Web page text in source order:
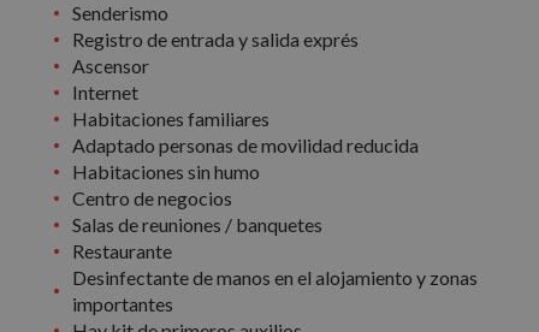
Senderismo
Registro de entrada y salida exprés
Ascensor
Internet
Habitaciones familiares
Adaptado personas de movilidad reducida
Habitaciones sin humo
Centro de negocios
Salas de reuniones / banquetes
Restaurante
Desinfectante de manos en el alojamiento y zonas
importantes